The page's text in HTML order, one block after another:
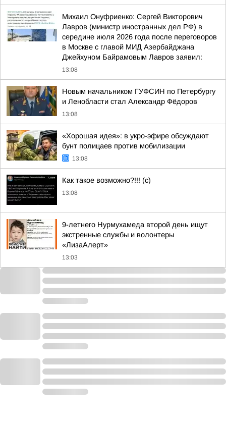
Михаил Онуфриенко: Сергей Викторович
Лавров (министр иностранных дел РФ) в
середине июля 2026 года после переговоров
в Москве с главой МИД Азербайджана
Джейхуном Байрамовым Лавров заявил:
13:08
Новым начальником ГУФСИН по Петербургу
и Ленобласти стал Александр Фёдоров
13:08
«Хорошая идея»: в укро-эфире обсуждают
бунт полицаев против мобилизации
13:08
Как такое возможно?!!! (c)
13:08
9-летнего Нурмухамеда второй день ищут
экстренные службы и волонтеры
«ЛизаАлерт»
13:03